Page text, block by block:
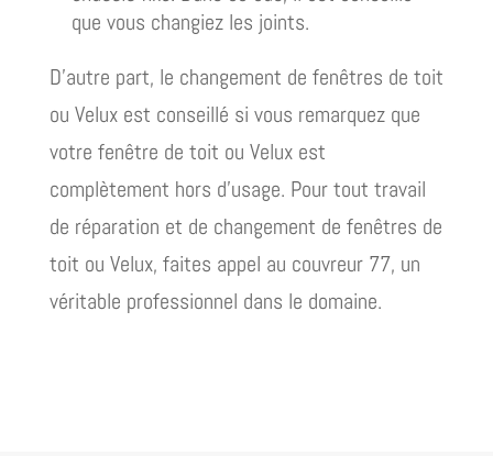
que vous changiez les joints.
D’autre part, le changement de fenêtres de toit
ou Velux est conseillé si vous remarquez que
votre fenêtre de toit ou Velux est
complètement hors d’usage. Pour tout travail
de réparation et de changement de fenêtres de
toit ou Velux, faites appel au couvreur 77, un
véritable professionnel dans le domaine.